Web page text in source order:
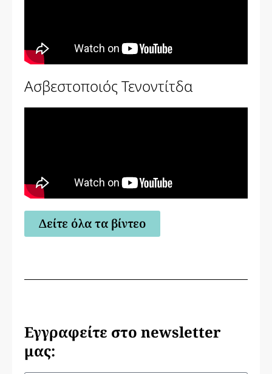
Ασβεστοποιός Τενοντίτδα
Δείτε όλα τα βίντεο
Εγγραφείτε στο newsletter
μας: